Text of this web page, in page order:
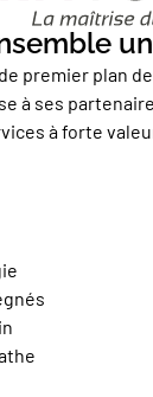
premier plan
à ses
à forte